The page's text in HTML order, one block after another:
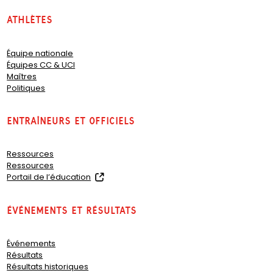
Athlètes
Équipe nationale
Équipes CC & UCI
Maîtres
Politiques
Entraîneurs et officiels
Ressources
Ressources
Portail de l’éducation
e
Événements et résultats
Événements
Résultats
Résultats historiques